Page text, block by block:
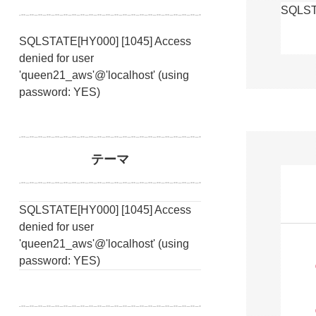
SQLSTATE[HY000] [1045] Access
denied for user
'queen21_aws'@'localhost' (using
password: YES)
テーマ
SQLSTATE[HY000] [1045] Access
denied for user
'queen21_aws'@'localhost' (using
password: YES)